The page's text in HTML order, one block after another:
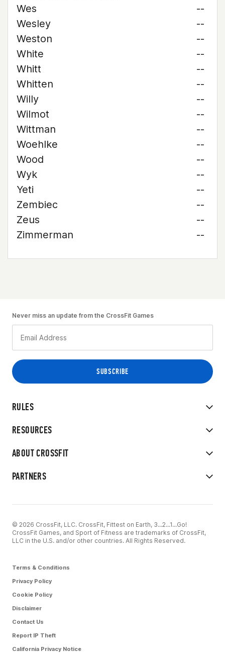
Wes
--
Wesley
--
Weston
--
White
--
Whitt
--
Whitten
--
Willy
--
Wilmot
--
Wittman
--
Woehlke
--
Wood
--
Wyk
--
Yeti
--
Zembiec
--
Zeus
--
Zimmerman
--
RULES
RESOURCES
ABOUT CROSSFIT
PARTNERS
Never miss an update from the CrossFit Games
© 2026 CrossFit, LLC. CrossFit, Fittest on Earth, 3...2...1...Go!
CrossFit Games, and Sport of Fitness are trademarks of CrossFit,
LLC in the U.S. and/or other countries. All Rights Reserved.
Terms & Conditions
Privacy Policy
Cookie Policy
Disclaimer
Contact Us
Report IP Theft
California Privacy Notice